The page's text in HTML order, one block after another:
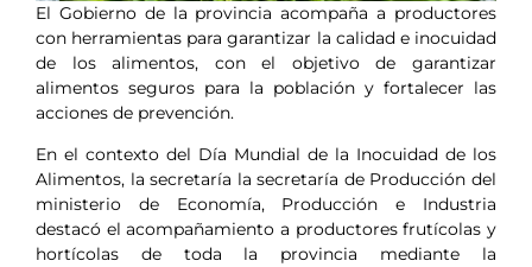
El Gobierno de la provincia acompaña a productores
con herramientas para garantizar la calidad e inocuidad
de los alimentos, con el objetivo de garantizar
alimentos seguros para la población y fortalecer las
acciones de prevención.
En el contexto del Día Mundial de la Inocuidad de los
Alimentos, la secretaría la secretaría de Producción del
ministerio de Economía, Producción e Industria
destacó el acompañamiento a productores frutícolas y
hortícolas de toda la provincia mediante la